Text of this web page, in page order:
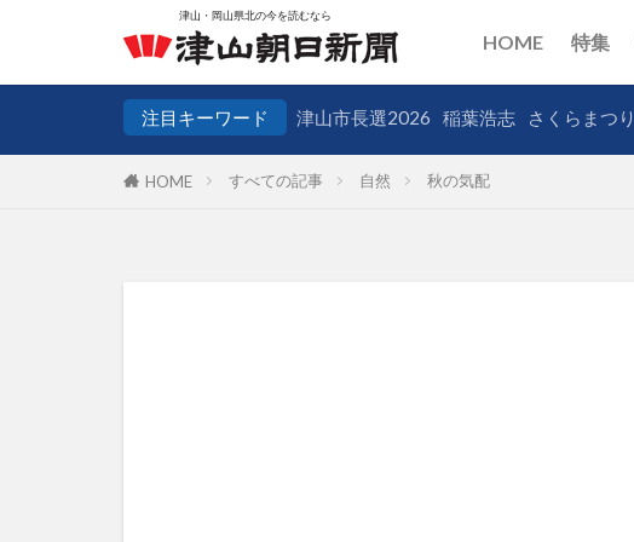
HOME 特集
注目キーワード 津山市長選2026 稲葉浩志 さくらまつり
HOME すべての記事 自然 秋の気配